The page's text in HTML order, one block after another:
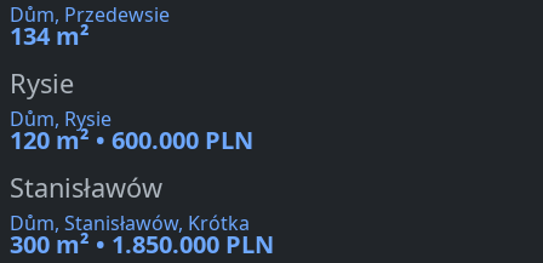
Dům, Przedewsie
134 m²
Rysie
Dům, Rysie
120 m² • 600.000 PLN
Stanisławów
Dům, Stanisławów, Krótka
300 m² • 1.850.000 PLN